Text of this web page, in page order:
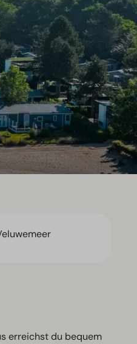
erreichst du bequem